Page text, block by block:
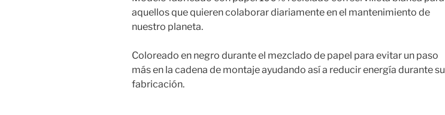
aquellos que quieren colaborar diariamente en el mantenimiento de
nuestro planeta.
Coloreado en negro durante el mezclado de papel para evitar un paso
más en la cadena de montaje ayudando así a reducir energía durante su
fabricación.